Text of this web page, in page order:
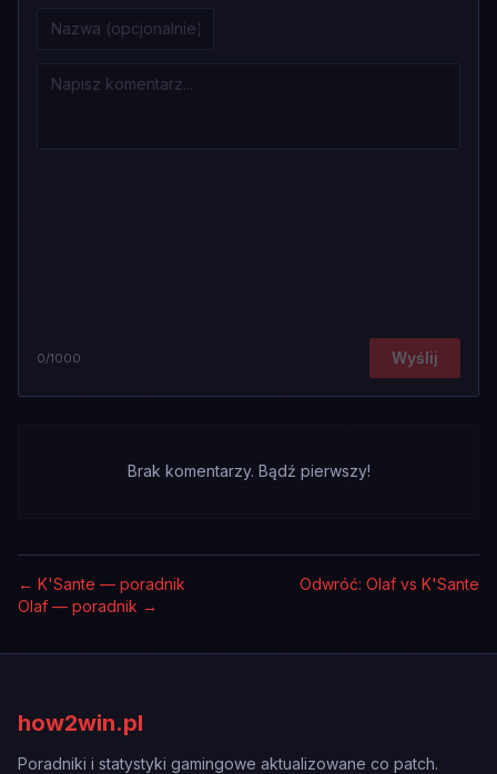
0/1000 Wyślij
Brak komentarzy. Bądź pierwszy!
← K'Sante — poradnik
Odwróć: Olaf vs K'Sante
Olaf — poradnik →
how2win.pl
Poradniki i statystyki gamingowe aktualizowane co patch.